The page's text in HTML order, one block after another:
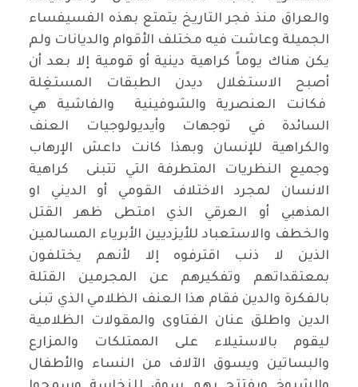
والعراق منذ فجر التاريخ يتمتع بهذه الفسيفساء
الجميلة وعاشت فيه مختلف الأقوام والديانات ولم
يكن هناك يوماً كراهية دينية أو قومية إلا بعد أن
أصبح الاستغلال ديدن الطبقات المستغِلة
فكانت العنصرية والشوفينية والفاشية هي
السائدة في توجهات وأيديولوجيات العنف
والكراهية للإنسان وبهذا كانت داعش الإرهاب
وجميع النظريات المتطرفة التي تتبنى كراهية
الانسان لمجرد الاختلاف القومي أو الديني او
المذهبي أو العرقي الذي امتطى ظهر القتل
والخطف والاستعباد للأيزديين الأبرياء المسالمين
الذين لا ذنب اقترفوه إلا لأنهم يختلفون
بمعتقداتهم وتفكيرهم عن المجرمين القتلة
بالفكرة والدين فقام هذا العنف الظلامي الذي تبنى
الدين واطلق عنان الفتاوى والمقولات الظلامية
ليقوم بالاستيلاء على الممتلكات والمزارع
والبساتين ويسوق الآلاف من النساء والأطفال